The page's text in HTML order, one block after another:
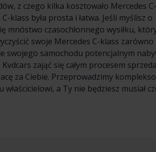
z czego kilka kosztowało Mercedes
klass była prosta i łatwa. Jeśli myślisz o
mnóstwo czasochłonnego wysiłku,
swoje Mercedes C-klass zarówno
swojego samochodu potencjalnym
zająć się całym procesem
za Ciebie. Przeprowadzimy
a Ty nie będziesz musiał